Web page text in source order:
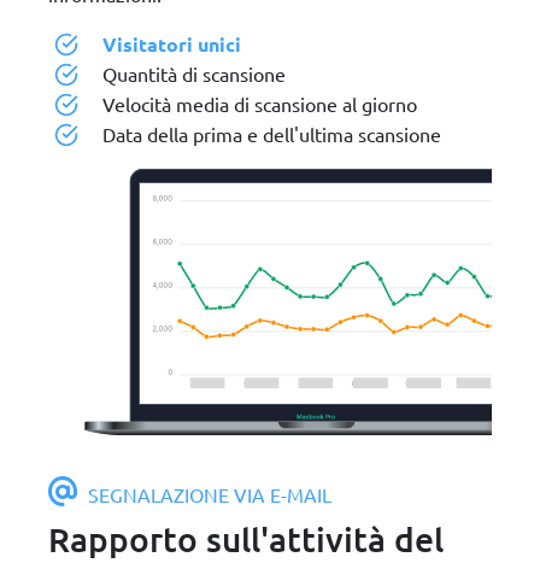
Visitatori unici
Quantità di scansione
Velocità media di scansione al giorno
Data della prima e dell'ultima scansione
SEGNALAZIONE VIA E-MAIL
Rapporto sull'attività del